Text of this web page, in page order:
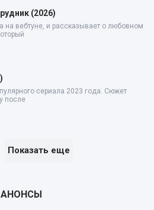
(2026)
на вебтуне, и рассказывает о любовном
сериала 2023 года. Сюжет
после
Показать еще
АНОНСЫ